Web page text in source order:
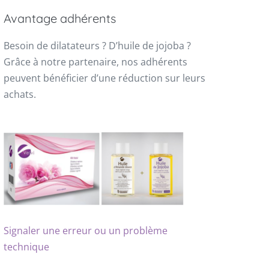
Avantage adhérents
Besoin de dilatateurs ? D’huile de jojoba ?
Grâce à notre partenaire, nos adhérents
peuvent bénéficier d’une réduction sur leurs
achats.
Signaler une erreur ou un problème
technique